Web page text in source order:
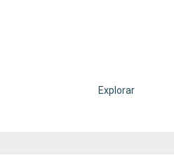
Explorar